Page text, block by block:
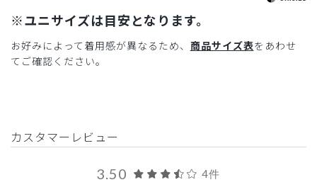
※ユニサイズは目安となります。
お好みによって着用感が異なるため、 商品サイズ表をあわせ
てご確認ください。
カスタマーレビュー
3.50 4件